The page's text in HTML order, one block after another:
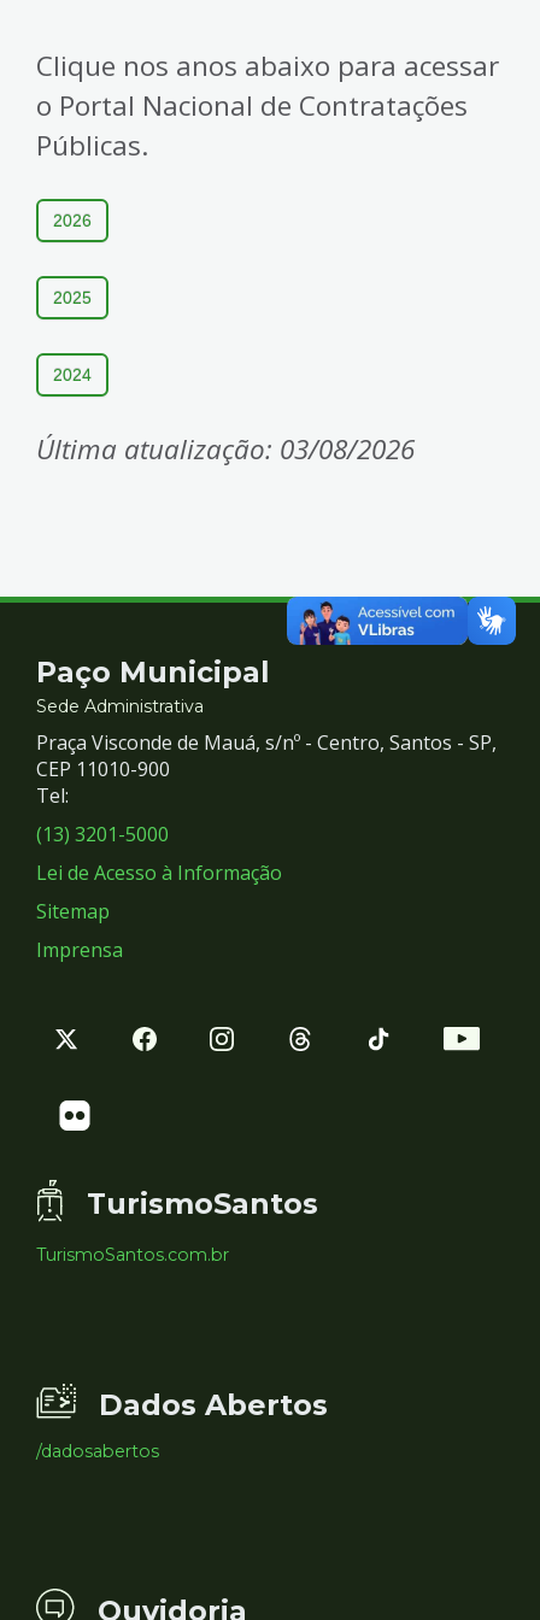
Clique nos anos abaixo para acessar
o Portal Nacional de Contratações
Públicas.
2026
2025
2024
Última atualização: 03/08/2026
Contato
e
Redes
Sociais
Paço Municipal
Sede Administrativa
Praça Visconde de Mauá, s/nº - Centro, Santos - SP,
CEP 11010-900
Tel:
(13) 3201-5000
Lei de Acesso à Informação
Sitemap
Imprensa
TurismoSantos
TurismoSantos.com.br
Dados Abertos
/dadosabertos
Ouvidoria